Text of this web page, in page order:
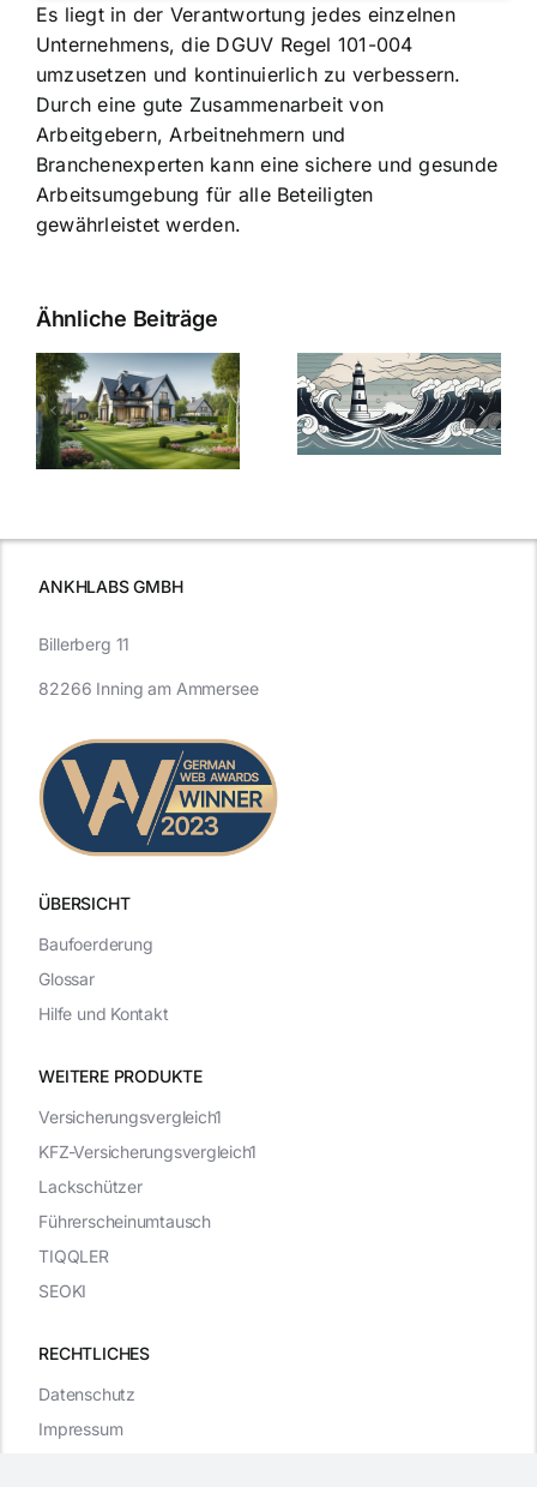
Es liegt in der Verantwortung jedes einzelnen
Unternehmens, die DGUV Regel 101-004
umzusetzen und kontinuierlich zu verbessern.
Durch eine gute Zusammenarbeit von
Arbeitgebern, Arbeitnehmern und
Branchenexperten kann eine sichere und gesunde
Arbeitsumgebung für alle Beteiligten
gewährleistet werden.
Ähnliche Beiträge
Bauzinsen im
Sturm: Die
aktuelle
Entwicklung
Die Evolution
der
Bauzinsen: Ein
Blick in die
ANKHLABS GMBH
ÜBERSICHT
WEITERE PRODUKTE
Versicherungsvergleich1
KFZ-Versicherungsvergleich1
Lackschützer
Führerscheinumtausch
TIQQLER
SEOKI
RECHTLICHES
Billerberg 11
82266 Inning am Ammersee
Datenschutz
Impressum
Baufoerderung
Glossar
Hilfe und Kontakt